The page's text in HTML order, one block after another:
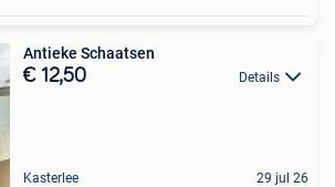
Antieke Schaatsen
€ 12,50 Details
Kasterlee 29 jul 26